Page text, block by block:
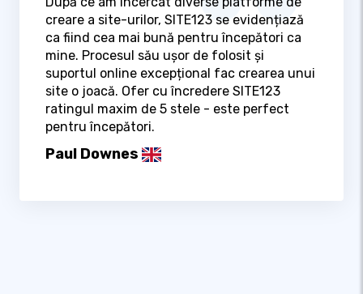
creare a site-urilor, SITE123 se evidențiază
ca fiind cea mai bună pentru începători ca
mine. Procesul său ușor de folosit și
suportul online excepțional fac crearea unui
site o joacă. Ofer cu încredere SITE123
ratingul maxim de 5 stele - este perfect
pentru începători.
Paul Downes